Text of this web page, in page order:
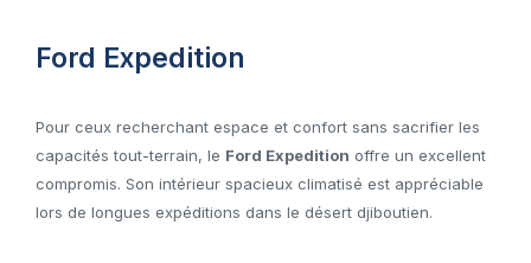
Ford Expedition
Pour ceux recherchant espace et confort sans sacrifier les
capacités tout-terrain, le Ford Expedition offre un excellent
compromis. Son intérieur spacieux climatisé est appréciable
lors de longues expéditions dans le désert djiboutien.